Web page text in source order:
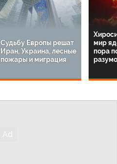
Судьбу Европы решат
Иран, Украина, лесные
пожары и миграция
мир
пора